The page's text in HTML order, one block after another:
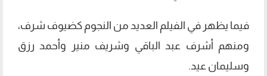
فيما يظهر في الفيلم العديد من النجوم كضيوف شرف،
ومنهم أشرف عبد الباقي وشريف منير وأحمد رزق
وسليمان عيد.